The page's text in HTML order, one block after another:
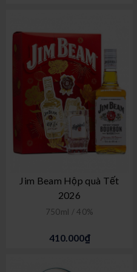
Jim Beam Hộp quà Tết
2026
750ml / 40%
410.000₫